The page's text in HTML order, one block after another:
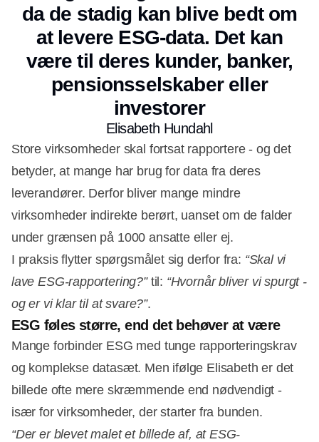
da de stadig kan blive bedt om
at levere ESG-data. Det kan
være til deres kunder, banker,
pensionsselskaber eller
investorer
Elisabeth Hundahl
Store virksomheder skal fortsat rapportere - og det
betyder, at mange har brug for data fra deres
leverandører. Derfor bliver mange mindre
virksomheder indirekte berørt, uanset om de falder
under grænsen på 1000 ansatte eller ej.
I praksis flytter spørgsmålet sig derfor fra: “Skal vi
lave ESG-rapportering?” til: “Hvornår bliver vi spurgt -
og er vi klar til at svare?”.
ESG føles større, end det behøver at være
Mange forbinder ESG med tunge rapporteringskrav
og komplekse datasæt. Men ifølge Elisabeth er det
billede ofte mere skræmmende end nødvendigt -
især for virksomheder, der starter fra bunden.
“Der er blevet malet et billede af, at ESG-